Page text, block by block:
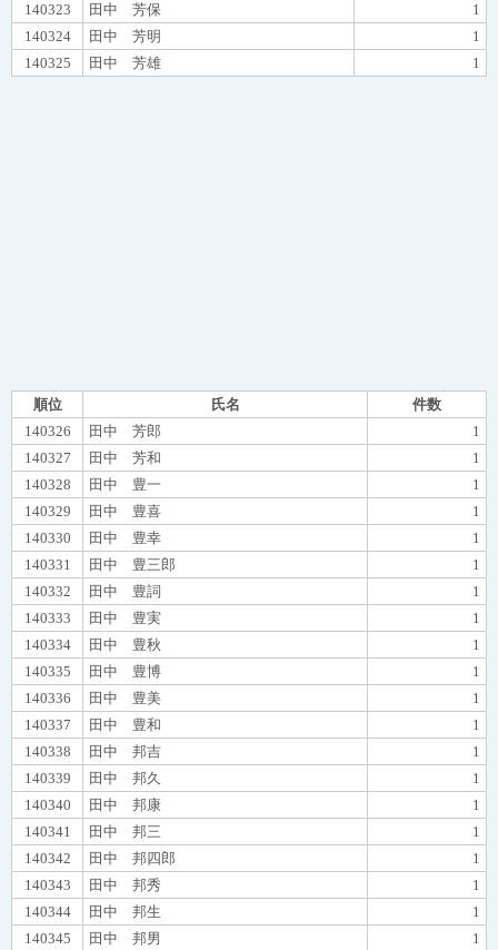
140323
田中 芳保
1
140324
田中 芳明
1
140325
田中 芳雄 1
順位 氏名
件数
140326
田中 芳郎
1
140327
田中 芳和
1
140328
田中 豊一
1
140329
田中 豊喜
1
140330
田中 豊幸
1
140331
田中 豊三郎
1
140332
田中 豊詞
1
140333
田中 豊実
1
140334
田中 豊秋
1
140335
田中 豊博
1
140336
田中 豊美
1
140337
田中 豊和
1
140338
田中 邦吉
1
140339
田中 邦久
1
140340
田中 邦康
1
140341
田中 邦三
1
140342
田中 邦四郎
1
140343
田中 邦秀
1
140344
田中 邦生
1
140345
田中 邦男 1